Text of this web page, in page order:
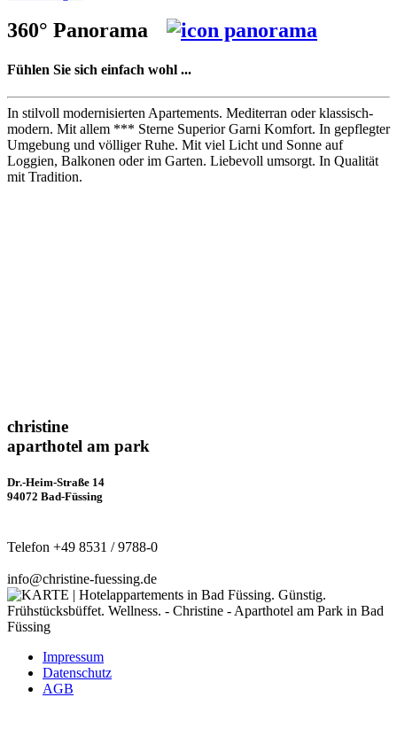
360° Panorama
Fühlen Sie sich einfach wohl ...
In stilvoll modernisierten Apartements. Mediterran oder klassisch-
modern. Mit allem *** Sterne Superior Garni Komfort. In gepflegter
Umgebung und völliger Ruhe. Mit viel Licht und Sonne auf
Loggien, Balkonen oder im Garten. Liebevoll umsorgt. In Qualität
mit Tradition.
christine
aparthotel am park
Dr.-Heim-Straße 14
94072 Bad-Füssing
Telefon +49 8531 / 9788-0
info@christine-fuessing.de
Impressum
Datenschutz
AGB